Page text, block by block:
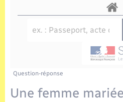
Nouvel habitant
Organisation d’événement
La Communauté de
Question-réponse
Une femme